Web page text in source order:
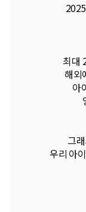
최대
해외
아
그
우리 아